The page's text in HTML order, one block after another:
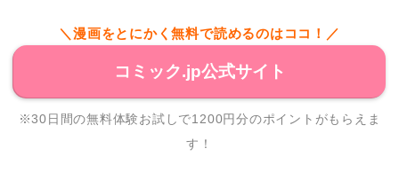
＼漫画をとにかく無料で読めるのはココ！／
コミック.jp公式サイト
※30日間の無料体験お試しで1200円分のポイントがもらえま
す！